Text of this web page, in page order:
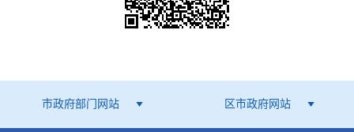
市政府部门网站 区市政府网站